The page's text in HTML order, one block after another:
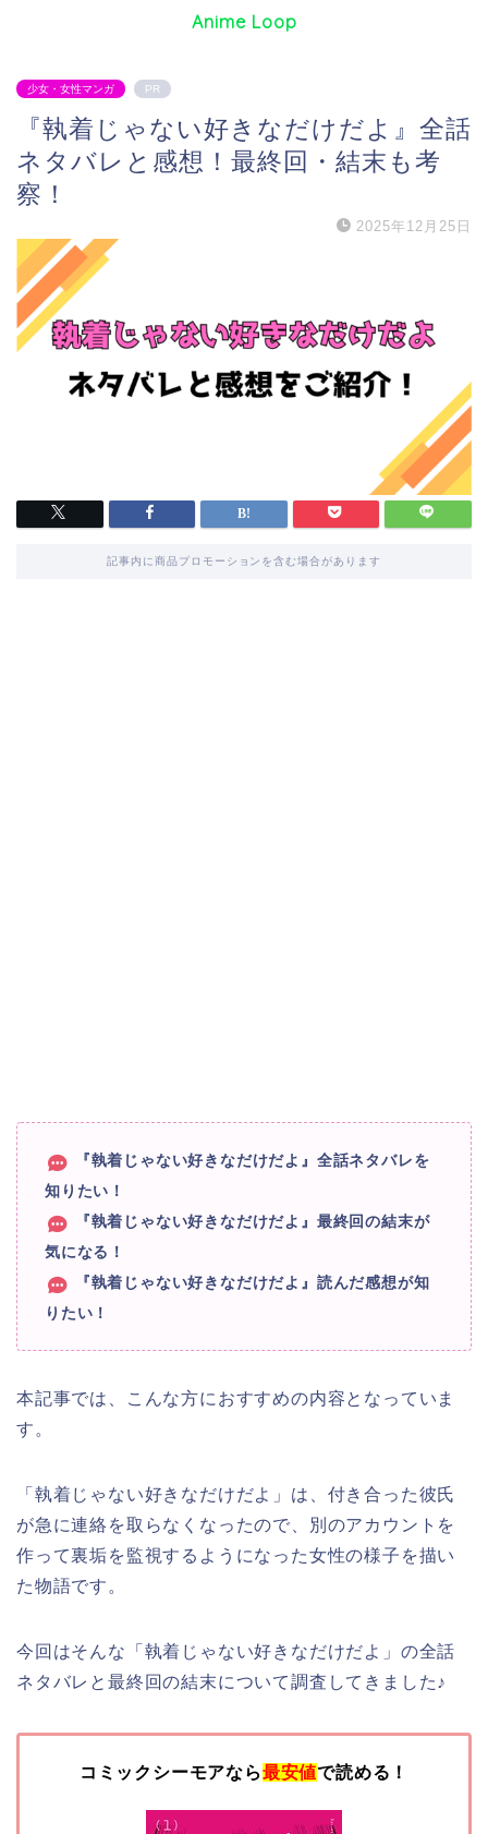
Anime Loop
少女・女性マンガ PR
『執着じゃない好きなだけだよ』全話
ネタバレと感想！最終回・結末も考
察！
2025年12月25日
記事内に商品プロモーションを含む場合があります
『執着じゃない好きなだけだよ』全話ネタバレを
知りたい！
『執着じゃない好きなだけだよ』最終回の結末が
気になる！
『執着じゃない好きなだけだよ』読んだ感想が知
りたい！
本記事では、こんな方におすすめの内容となっていま
す。
「執着じゃない好きなだけだよ 」は、付き合った彼氏
が急に連絡を取らなくなったので、別のアカウントを
作って裏垢を監視するようになった女性の様子を描い
た物語です。
今回はそんな「執着じゃない好きなだけだよ」の全話
ネタバレと最終回の結末について調査してきました♪
コミックシーモアなら最安値で読める！